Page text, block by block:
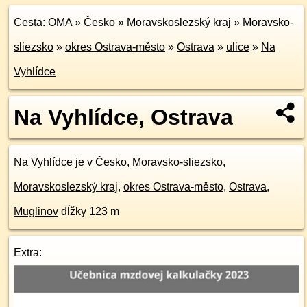
Cesta: OMA» Česko » Moravskoslezský kraj » Moravsko-
sliezsko » okres Ostrava-město » Ostrava » ulice » Na
Vyhlídce
Na Vyhlídce, Ostrava
Na Vyhlídce je v Česko, Moravsko-sliezsko,
Moravskoslezský kraj, okres Ostrava-město, Ostrava,
Muglinov dĺžky 123 m
Extra: